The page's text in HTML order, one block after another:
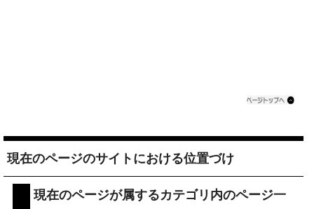
現在のページのサイトにおける位置づけ
現在のページが属するカテゴリ内のページ一